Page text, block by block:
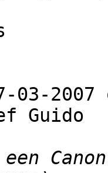
03-
Guido
Canon